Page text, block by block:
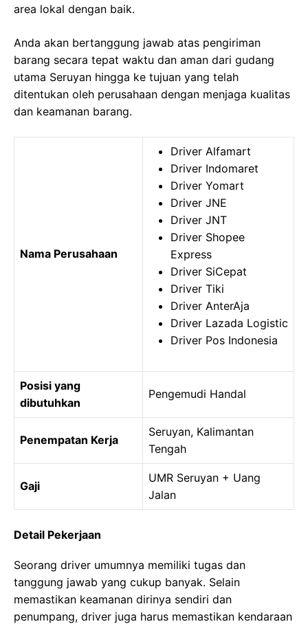
area lokal dengan baik.
Anda akan bertanggung jawab atas pengiriman
barang secara tepat waktu dan aman dari gudang
utama Seruyan hingga ke tujuan yang telah
ditentukan oleh perusahaan dengan menjaga kualitas
dan keamanan barang.
Nama Perusahaan
Driver Alfamart
Driver Indomaret
Driver Yomart
Driver JNE
Driver JNT
Driver Shopee
Express
Driver SiCepat
Driver Tiki
Driver AnterAja
Driver Lazada Logistic
Driver Pos Indonesia
Posisi yang
dibutuhkan
Pengemudi Handal
Penempatan Kerja
Seruyan, Kalimantan
Tengah
Gaji
UMR Seruyan + Uang
Jalan
Detail Pekerjaan
Seorang driver umumnya memiliki tugas dan
tanggung jawab yang cukup banyak. Selain
memastikan keamanan dirinya sendiri dan
penumpang, driver juga harus memastikan kendaraan